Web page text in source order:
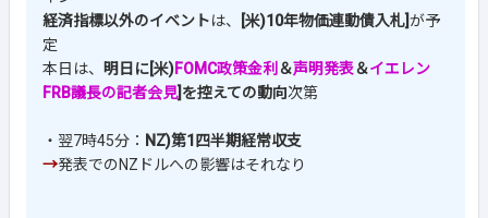
経済指標以外のイベントは、 [米)10年物価連動債入札]が予
定
本日は、 明日に[米)FOMC政策金利 ＆声明発表＆イエレン
FRB議長の記者会見]を控えての動向次第
・翌7時45分： NZ)第1四半期経常収支
→発表でのNZドルへの影響はそれなり